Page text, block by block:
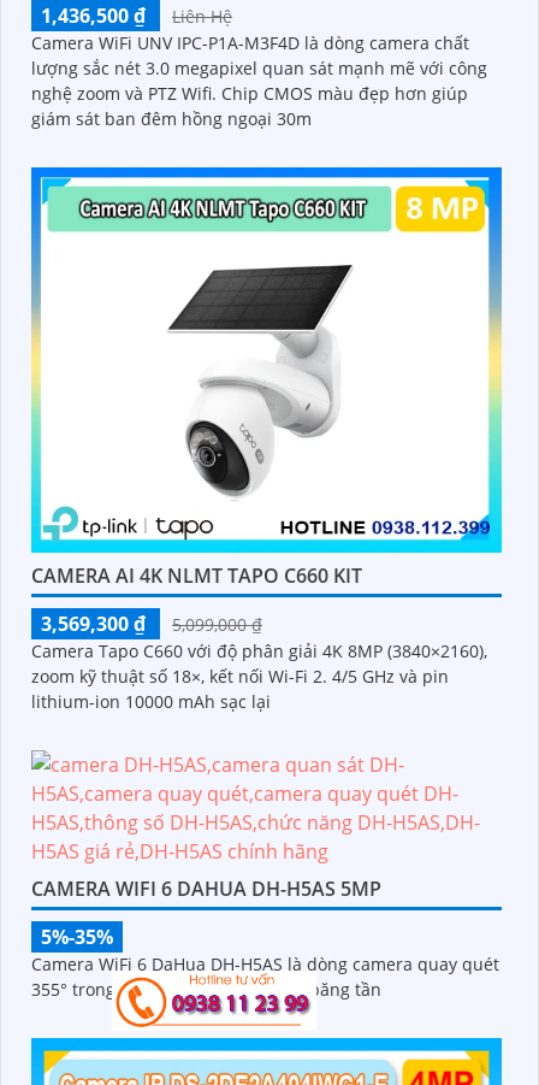
1,436,500 ₫
Liên Hệ
Camera WiFi UNV IPC-P1A-M3F4D là dòng camera chất
lượng sắc nét 3.0 megapixel quan sát mạnh mẽ với công
nghệ zoom và PTZ Wifi. Chip CMOS màu đẹp hơn giúp
giám sát ban đêm hồng ngoại 30m
CAMERA AI 4K NLMT TAPO C660 KIT
3,569,300 ₫
5,099,000 ₫
Camera Tapo C660 với độ phân giải 4K 8MP (3840×2160),
zoom kỹ thuật số 18×, kết nối Wi-Fi 2. 4/5 GHz và pin
lithium-ion 10000 mAh sạc lại
CAMERA WIFI 6 DAHUA DH-H5AS 5MP
5%-35%
Camera WiFi 6 DaHua DH-H5AS là dòng camera quay quét
355° trong nhà 5MP hỗ trợ Wi-Fi 6 băng tần